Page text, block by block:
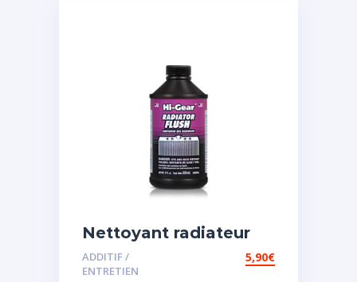
Nettoyant radiateur
ADDITIF /
ENTRETIEN
5,90€